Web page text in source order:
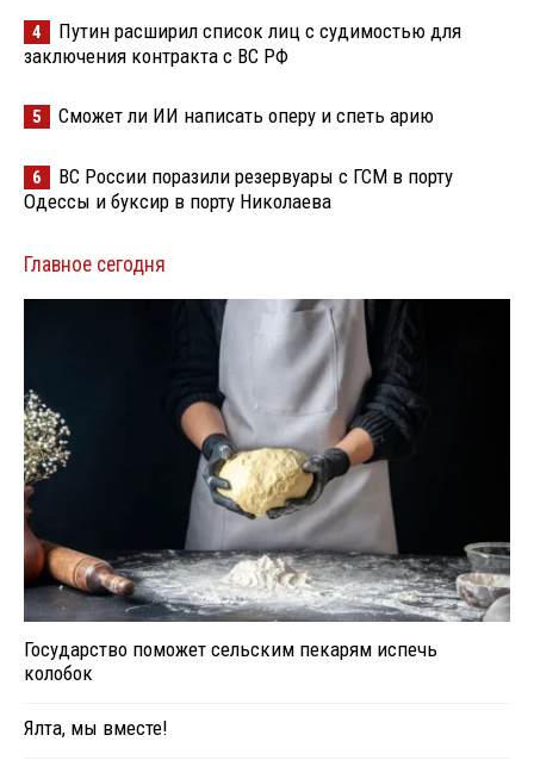
4
Путин расширил список лиц с судимостью для
заключения контракта с ВС РФ
5 Сможет ли ИИ написать оперу и спеть арию
6
ВС России поразили резервуары с ГСМ в порту
Одессы и буксир в порту Николаева
Главное сегодня
Государство поможет сельским пекарям испечь
колобок
Ялта, мы вместе!